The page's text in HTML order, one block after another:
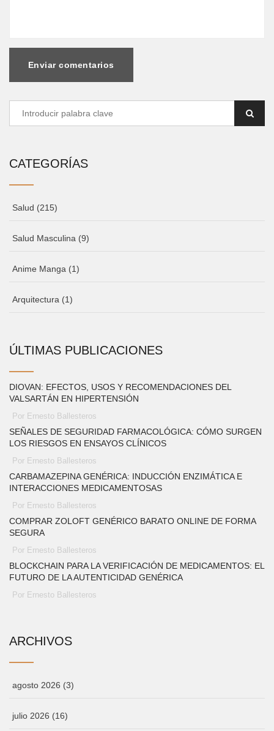
Enviar comentarios
CATEGORÍAS
Salud (215)
Salud Masculina (9)
Anime Manga (1)
Arquitectura (1)
ÚLTIMAS PUBLICACIONES
DIOVAN: EFECTOS, USOS Y RECOMENDACIONES DEL
VALSARTÁN EN HIPERTENSIÓN
Por Ernesto Ballesteros
SEÑALES DE SEGURIDAD FARMACOLÓGICA: CÓMO SURGEN
LOS RIESGOS EN ENSAYOS CLÍNICOS
Por Ernesto Ballesteros
CARBAMAZEPINA GENÉRICA: INDUCCIÓN ENZIMÁTICA E
INTERACCIONES MEDICAMENTOSAS
Por Ernesto Ballesteros
COMPRAR ZOLOFT GENÉRICO BARATO ONLINE DE FORMA
SEGURA
Por Ernesto Ballesteros
BLOCKCHAIN PARA LA VERIFICACIÓN DE MEDICAMENTOS: EL
FUTURO DE LA AUTENTICIDAD GENÉRICA
Por Ernesto Ballesteros
ARCHIVOS
agosto 2026 (3)
julio 2026 (16)